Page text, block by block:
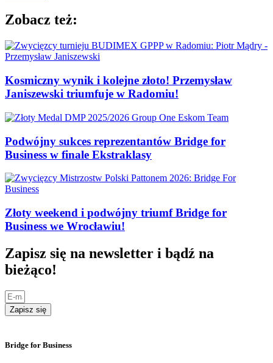
Zobacz też:
Kosmiczny wynik i kolejne złoto! Przemysław
Janiszewski triumfuje w Radomiu!
Podwójny sukces reprezentantów Bridge for
Business w finale Ekstraklasy
Złoty weekend i podwójny triumf Bridge for
Business we Wrocławiu!
Zapisz się na newsletter i bądź na
bieżąco!
Zapisz się
Bridge for Business